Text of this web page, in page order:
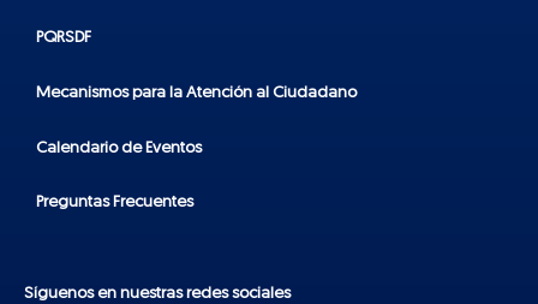
PQRSDF
Mecanismos para la Atención al Ciudadano
Calendario de Eventos
Preguntas Frecuentes
Síguenos en nuestras redes sociales